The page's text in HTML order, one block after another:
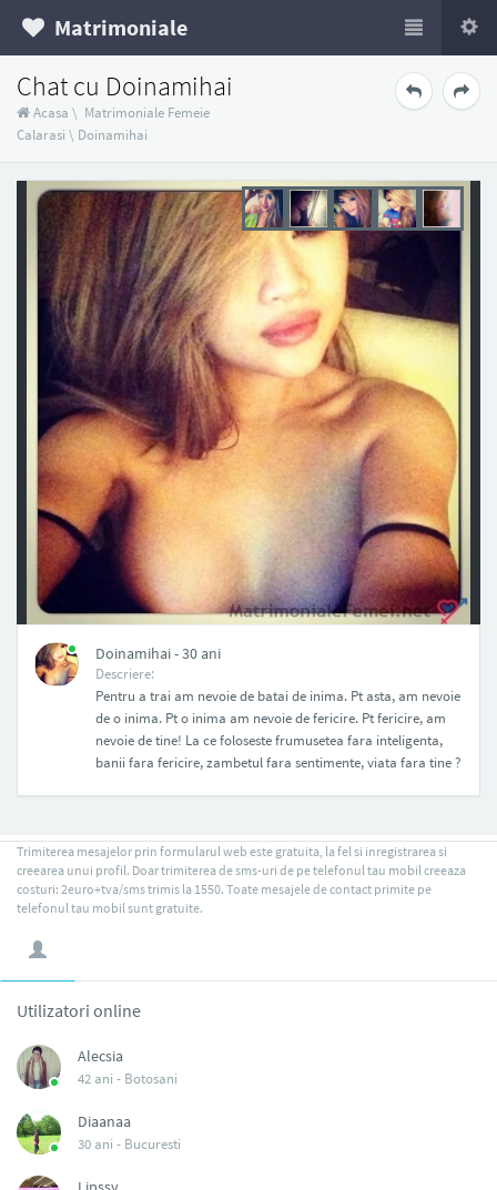
Matrimoniale
Chat cu Doinamihai
Acasa \ Matrimoniale Femeie
Calarasi \ Doinamihai
NAN
Doinamihai - 30 ani
Descriere:
Pentru a trai am nevoie de batai de inima. Pt asta, am nevoie
de o inima. Pt o inima am nevoie de fericire. Pt fericire, am
nevoie de tine! La ce foloseste frumusetea fara inteligenta,
banii fara fericire, zambetul fara sentimente, viata fara tine ?
Trimiterea mesajelor prin formularul web este gratuita, la fel si inregistrarea si
creearea unui profil. Doar trimiterea de sms-uri de pe telefonul tau mobil creeaza
costuri: 2euro+tva/sms trimis la 1550. Toate mesajele de contact primite pe
telefonul tau mobil sunt gratuite.
Utilizatori online
Alecsia
42 ani - Botosani
Diaanaa
30 ani - Bucuresti